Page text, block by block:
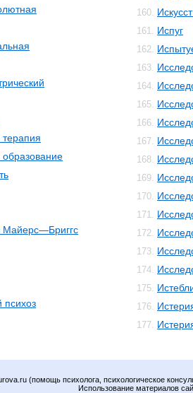
Майерс—Бриггс
психоз
160.
161. Испуг
162.
163.
164.
165.
166.
167.
168.
169.
170.
171.
172.
173.
174.
175.
176.
177.
(помощь психолога, психологическое
Использование материалов